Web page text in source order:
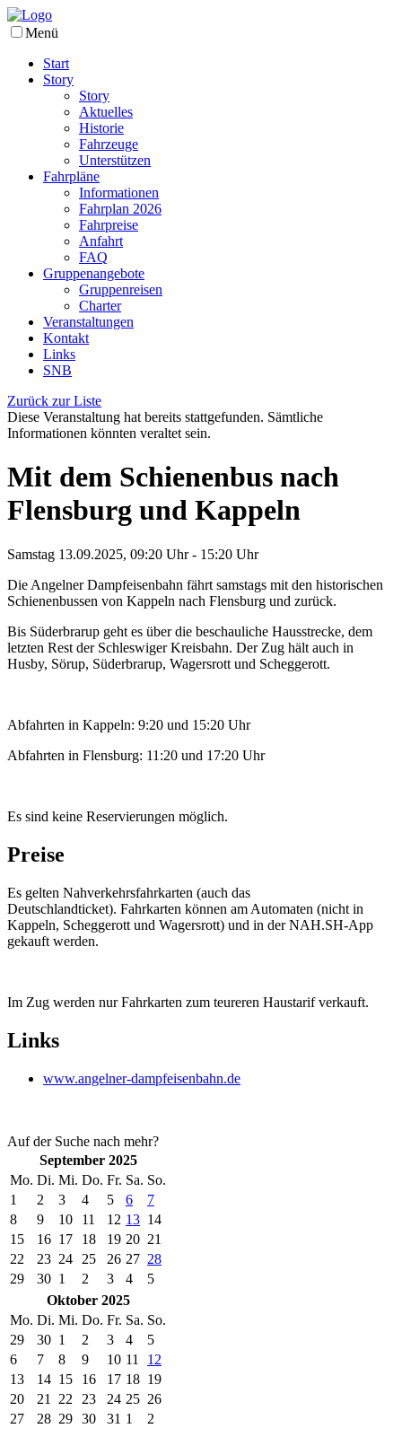
Menü
Start
Story
Story
Aktuelles
Historie
Fahrzeuge
Unterstützen
Fahrpläne
Informationen
Fahrplan 2026
Fahrpreise
Anfahrt
FAQ
Gruppenangebote
Gruppenreisen
Charter
Veranstaltungen
Kontakt
Links
SNB
Zurück zur Liste
Diese Veranstaltung hat bereits stattgefunden. Sämtliche
Informationen könnten veraltet sein.
Mit dem Schienenbus nach
Flensburg und Kappeln
Samstag 13.09.2025, 09:20 Uhr - 15:20 Uhr
Die Angelner Dampfeisenbahn fährt samstags mit den historischen
Schienenbussen von Kappeln nach Flensburg und zurück.
Bis Süderbrarup geht es über die beschauliche Hausstrecke, dem
letzten Rest der Schleswiger Kreisbahn. Der Zug hält auch in
Husby, Sörup, Süderbrarup, Wagersrott und Scheggerott.
Abfahrten in Kappeln: 9:20 und 15:20 Uhr
Abfahrten in Flensburg: 11:20 und 17:20 Uhr
Es sind keine Reservierungen möglich.
Preise
Es gelten Nahverkehrsfahrkarten (auch das
Deutschlandticket). Fahrkarten können am Automaten (nicht in
Kappeln, Scheggerott und Wagersrott) und in der NAH.SH-App
gekauft werden.
Im Zug werden nur Fahrkarten zum teureren Haustarif verkauft.
Links
www.angelner-dampfeisenbahn.de
Auf der Suche nach mehr?
September 2025
Mo. Di. Mi. Do. Fr. Sa. So.
1
2 3 4 5 6
7
8
9 10 11 12 13 14
15
16 17 18 19 20 21
22
23 24 25 26 27 28
29
30 1 2 3 4
5
Oktober 2025
Mo. Di. Mi. Do. Fr. Sa. So.
29
30 1 2 3 4
5
6
7 8 9 10 11
12
13
14 15 16 17 18 19
20
21 22 23 24 25 26
27
28 29 30 31 1 2